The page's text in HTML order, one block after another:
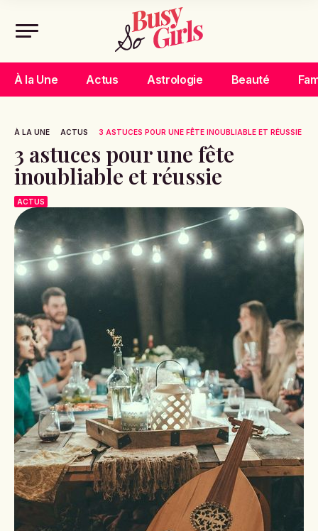
À la Une Actus Astrologie Beauté
À LA UNE ACTUS 3 ASTUCES POUR UNE FÊTE INOUBLIABLE ET RÉUSSIE
3 astuces pour une fête
inoubliable et réussie
ACTUS